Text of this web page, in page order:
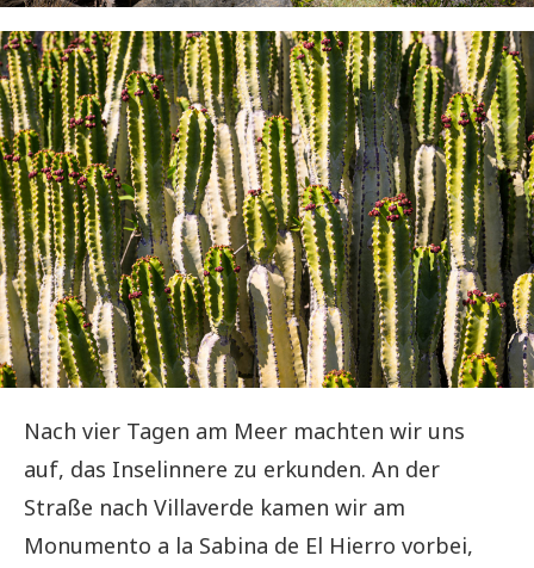
Nach vier Tagen am Meer machten wir uns
auf, das Inselinnere zu erkunden. An der
Straße nach Villaverde kamen wir am
Monumento a la Sabina de El Hierro vorbei,